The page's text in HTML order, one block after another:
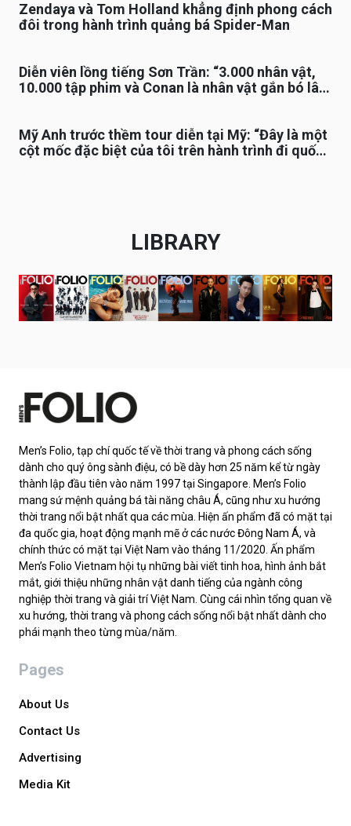
Zendaya và Tom Holland khẳng định phong cách
đôi trong hành trình quảng bá Spider-Man
Diễn viên lồng tiếng Sơn Trần: “3.000 nhân vật,
10.000 tập phim và Conan là nhân vật gắn bó lâu
Mỹ Anh trước thềm tour diễn tại Mỹ: “Đây là một
cột mốc đặc biệt của tôi trên hành trình đi quốc
LIBRARY
Men’s Folio, tạp chí quốc tế về thời trang và phong cách sống
dành cho quý ông sành điệu, có bề dày hơn 25 năm kể từ ngày
thành lập đầu tiên vào năm 1997 tại Singapore. Men’s Folio
mang sứ mệnh quảng bá tài năng châu Á, cũng như xu hướng
thời trang nổi bật nhất qua các mùa. Hiện ấn phẩm đã có mặt tại
đa quốc gia, hoạt động mạnh mẽ ở các nước Đông Nam Á, và
chính thức có mặt tại Việt Nam vào tháng 11/2020. Ấn phẩm
Men’s Folio Vietnam hội tụ những bài viết tinh hoa, hình ảnh bắt
mắt, giới thiệu những nhân vật danh tiếng của ngành công
nghiệp thời trang và giải trí Việt Nam. Cùng cái nhìn tổng quan về
xu hướng, thời trang và phong cách sống nổi bật nhất dành cho
phái mạnh theo từng mùa/năm.
Pages
About Us
Contact Us
Advertising
Media Kit